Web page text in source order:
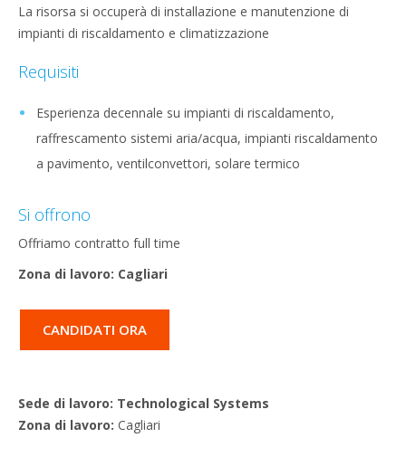
La risorsa si occuperà di installazione e manutenzione di
impianti di riscaldamento e climatizzazione
Requisiti
Esperienza decennale su impianti di riscaldamento,
raffrescamento sistemi aria/acqua, impianti riscaldamento
a pavimento, ventilconvettori, solare termico
Si offrono
Offriamo contratto full time
Zona di lavoro: Cagliari
CANDIDATI ORA
Sede di lavoro: Technological Systems
Zona di lavoro: Cagliari